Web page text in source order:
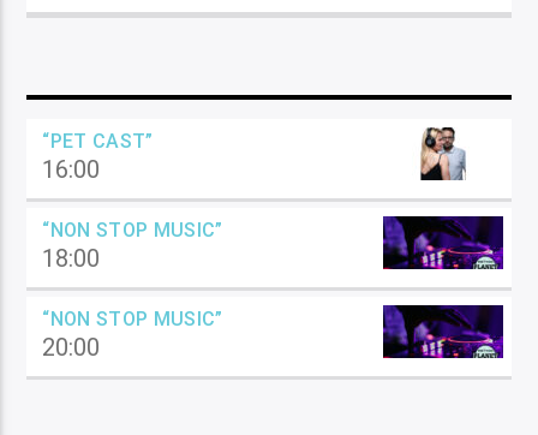
“PET CAST”
16:00
“NON STOP MUSIC”
18:00
“NON STOP MUSIC”
20:00